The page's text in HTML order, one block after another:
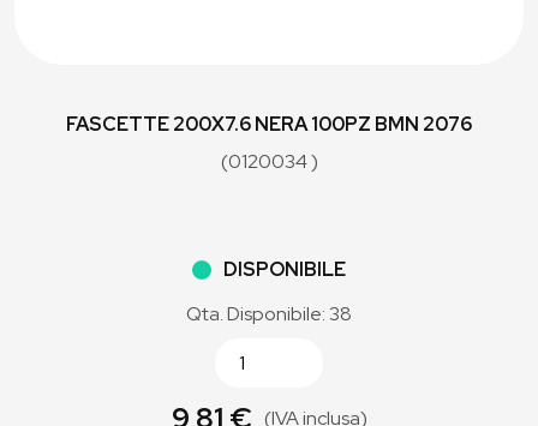
FASCETTE 200X7.6 NERA 100PZ BMN 2076
(0120034 )
DISPONIBILE
Qta. Disponibile: 38
9,81 € (IVA inclusa)